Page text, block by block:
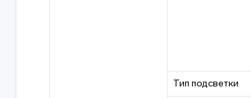
Тип подсветки